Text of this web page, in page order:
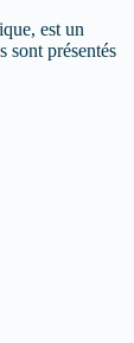
est un
sont présentés